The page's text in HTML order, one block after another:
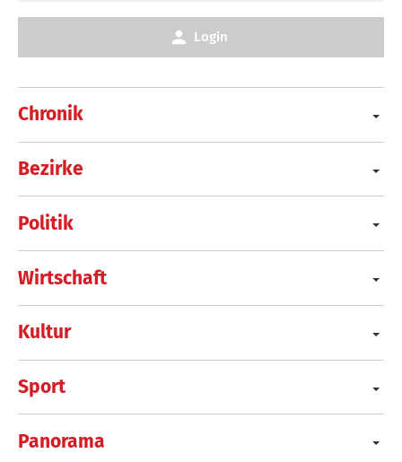
Chronik
Bezirke
Politik
Wirtschaft
Kultur
Sport
Panorama
Login